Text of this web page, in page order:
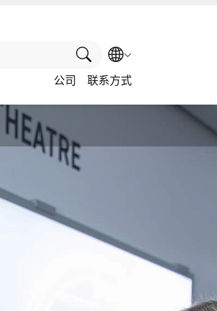
搜索
选择语言
公司 联系方式